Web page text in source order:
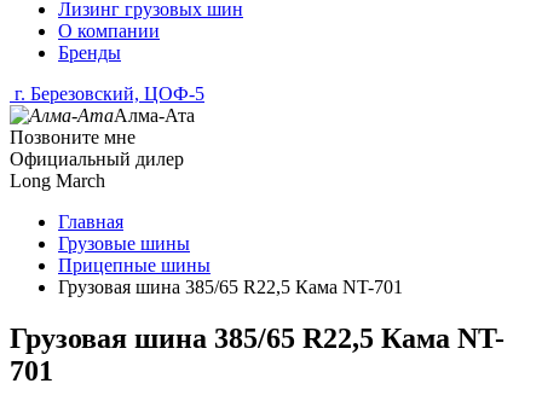
Лизинг грузовых шин
О компании
Бренды
г. Березовский, ЦОФ-5
Алма-Ата
Позвоните мне
Официальный дилер
Long March
Главная
Грузовые шины
Прицепные шины
Грузовая шина 385/65 R22,5 Кама NT-701
Грузовая шина 385/65 R22,5 Кама NT-
701